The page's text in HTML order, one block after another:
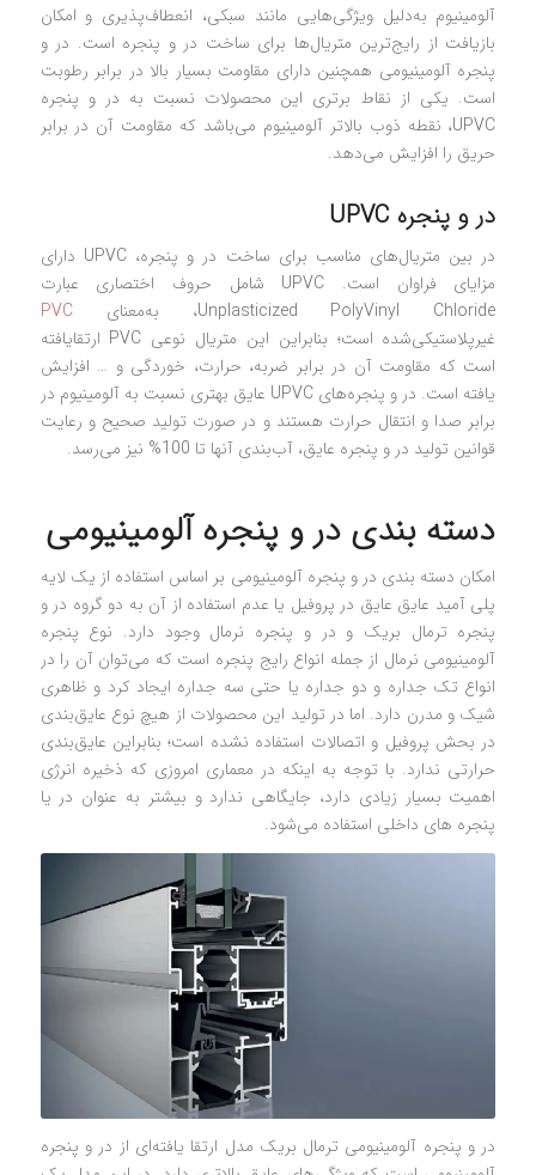
آلومینیوم به‌دلیل ویژگی‌هایی مانند سبکی، انعطاف‌پذیری و امکان
بازیافت از رایج‌ترین متریال‌ها برای ساخت در و پنجره است. در و
پنجره آلومینیومی همچنین دارای مقاومت بسیار بالا در برابر رطوبت
است. یکی از نقاط برتری این محصولات نسبت به در و پنجره
UPVC، نقطه ذوب بالاتر آلومینیوم می‌باشد که مقاومت آن در برابر
حریق را افزایش می‌دهد.
در و پنجره UPVC
در بین متریال‌های مناسب برای ساخت در و پنجره، UPVC دارای
مزایای فراوان است. UPVC شامل حروف اختصاری عبارت
Unplasticized PolyVinyl Chloride، به‌معنای
PVC
غیرپلاستیکی‌شده است؛ بنابراین این متریال نوعی PVC ارتقایافته
است که مقاومت آن در برابر ضربه، حرارت، خوردگی و … افزایش
یافته است. در و پنجره‌های UPVC عایق بهتری نسبت به آلومینیوم در
برابر صدا و انتقال حرارت هستند و در صورت تولید صحیح و رعایت
قوانین تولید در و پنجره عایق، آب‌بندی آنها تا 100% نیز می‌رسد.
دسته بندی در و پنجره آلومینیومی
امکان دسته بندی در و پنجره آلومینیومی بر اساس استفاده از یک لایه
پلی آمید عایق عایق در پروفیل یا عدم استفاده از آن به دو گروه در و
پنجره ترمال بریک و در و پنجره نرمال وجود دارد. نوع پنجره
آلومینیومی نرمال از جمله انواع رایج پنجره است که می‌توان آن را در
انواع تک جداره و دو جداره یا حتی سه جداره ایجاد کرد و ظاهری
شیک و مدرن دارد. اما در تولید این محصولات از هیچ نوع عایق‌بندی
در بحش پروفیل و اتصالات استفاده نشده است؛ بنابراین عایق‌بندی
حرارتی ندارد. با توجه به اینکه در معماری امروزی که ذخیره انرژی
اهمیت بسیار زیادی دارد، جایگاهی ندارد و بیشتر به عنوان در یا
پنجره های داخلی استفاده می‌شود.
در و پنجره آلومینیومی ترمال بریک مدل ارتقا یافته‌ای از در و پنجره